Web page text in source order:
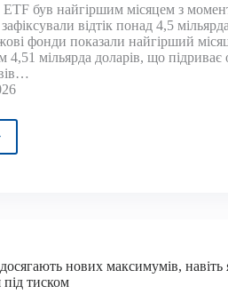
був найгіршим місяцем з
відтік понад 4,5
фонди показали найгірший
4,51 мільярда доларів, що підриває
нових максимумів, навіть
тиском